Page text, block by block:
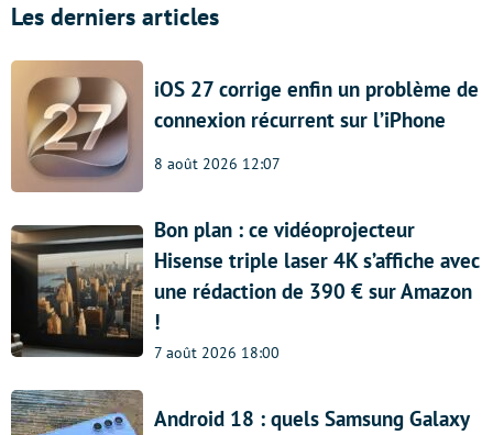
Les derniers articles
iOS 27 corrige enfin un problème de
connexion récurrent sur l’iPhone
8 août 2026 12:07
Bon plan : ce vidéoprojecteur
Hisense triple laser 4K s’affiche avec
une rédaction de 390 € sur Amazon
!
7 août 2026 18:00
Android 18 : quels Samsung Galaxy